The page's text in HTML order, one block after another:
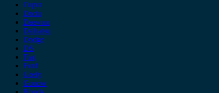
Cupra
Dacia
Daewoo
Daihatsu
Dodge
DS
Fiat
Ford
Geely
Gonow